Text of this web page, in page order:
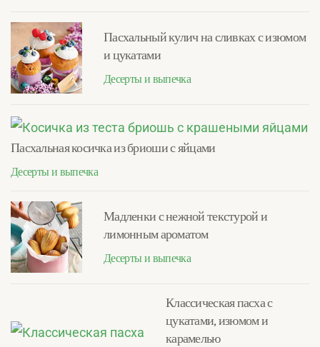
Пасхальный кулич на сливках с изюмом
и цукатами
Десерты и выпечка
Пасхальная косичка из бриоши с яйцами
Десерты и выпечка
Мадленки с нежной текстурой и
лимонным ароматом
Десерты и выпечка
Классическая пасха с
цукатами, изюмом и
карамелью